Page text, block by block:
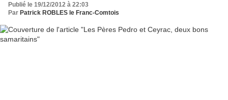
Publié le 19/12/2012 à 22:03
Par Patrick ROBLES le Franc-Comtois